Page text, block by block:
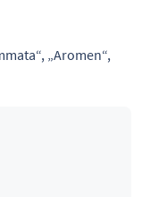
„Aromen“,